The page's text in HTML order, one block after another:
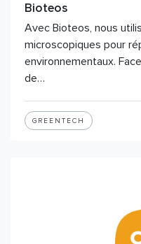
Bioteos
Avec Bioteos, nous
microscopiques pour
environnementaux.
de…
GREENTECH